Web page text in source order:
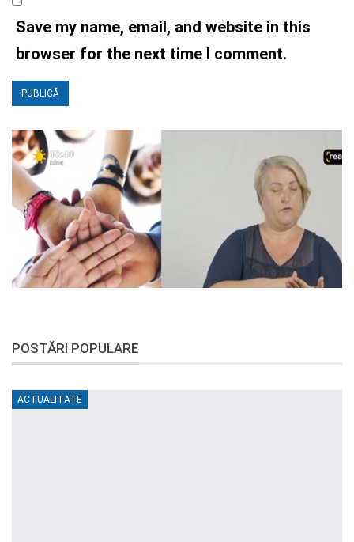
Save my name, email, and website in this
browser for the next time I comment.
POSTĂRI POPULARE
ACTUALITATE